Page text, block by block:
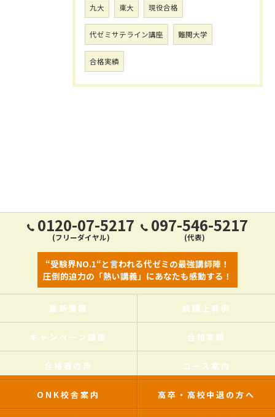
九大 東大 現役合格
代ゼミサテライン講座 難関大学
合格実績
0120-07-5217
(フリーダイヤル)
097-546-5217
(代表)
“受験界NO.1“と言われる代ゼミの最強講師陣！
圧倒的迫力の「熱い講義」にあなたも感動する！
最新情報 成績上昇例
キャンペーン講座 合格実績
合格者の声 コース案内
ONK校舎案内 高卒・高校中退の方へ